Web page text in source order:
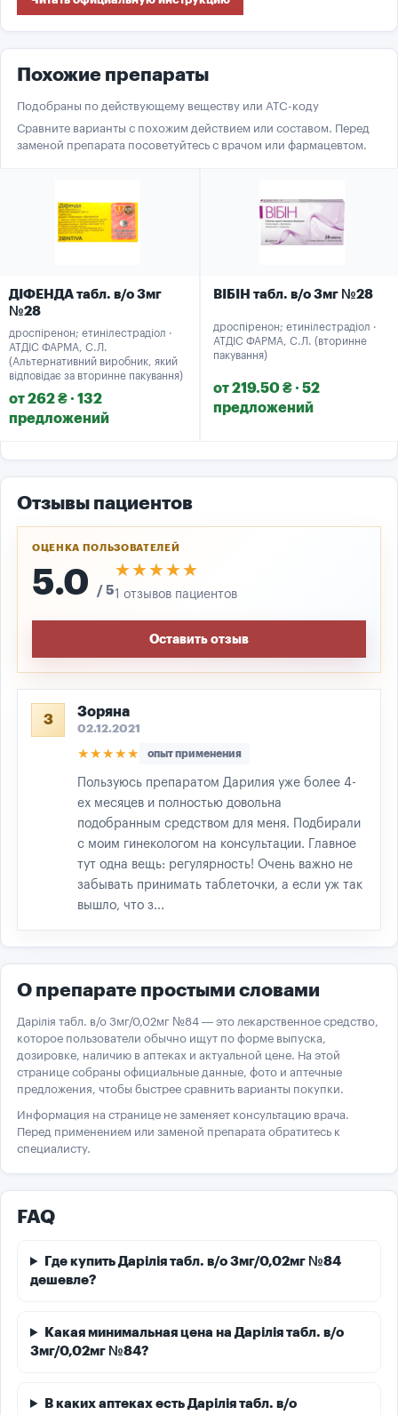
Похожие препараты
Подобраны по действующему веществу или ATC-коду
Сравните варианты с похожим действием или составом. Перед
заменой препарата посоветуйтесь с врачом или фармацевтом.
ДІФЕНДА табл. в/о 3мг
№28
дроспіренон; етинілестрадіол ·
АТДІС ФАРМА, С.Л.
(Альтернативний виробник, який
відповідає за вторинне пакування)
от 262 ₴ · 132
предложений
ВІБІН табл. в/о 3мг №28
дроспіренон; етинілестрадіол ·
АТДІС ФАРМА, С.Л. (вторинне
пакування)
от 219.50 ₴ · 52
предложений
Отзывы пациентов
ОЦЕНКА ПОЛЬЗОВАТЕЛЕЙ
5.0 / 5
★★★★★
★★★★★
1 отзывов пациентов
Оставить отзыв
З
Зоряна
02.12.2021
★★★★★ опыт применения
Пользуюсь препаратом Дарилия уже более 4-
ех месяцев и полностью довольна
подобранным средством для меня. Подбирали
с моим гинекологом на консультации. Главное
тут одна вещь: регулярность! Очень важно не
забывать принимать таблеточки, а если уж так
вышло, что з...
О препарате простыми словами
Дарілія табл. в/о 3мг/0,02мг №84 — это лекарственное средство,
которое пользователи обычно ищут по форме выпуска,
дозировке, наличию в аптеках и актуальной цене. На этой
странице собраны официальные данные, фото и аптечные
предложения, чтобы быстрее сравнить варианты покупки.
Информация на странице не заменяет консультацию врача.
Перед применением или заменой препарата обратитесь к
специалисту.
FAQ
Где купить Дарілія табл. в/о 3мг/0,02мг №84
дешевле?
Какая минимальная цена на Дарілія табл. в/о
3мг/0,02мг №84?
В каких аптеках есть Дарілія табл. в/о